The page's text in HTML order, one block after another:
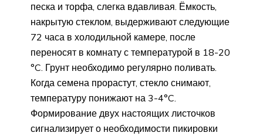
песка и торфа, слегка вдавливая. Ёмкость,
накрытую стеклом, выдерживают следующие
72 часа в холодильной камере, после
переносят в комнату с температурой в 18-20
°C. Грунт необходимо регулярно поливать.
Когда семена прорастут, стекло снимают,
температуру понижают на 3-4°C.
Формирование двух настоящих листочков
сигнализирует о необходимости пикировки